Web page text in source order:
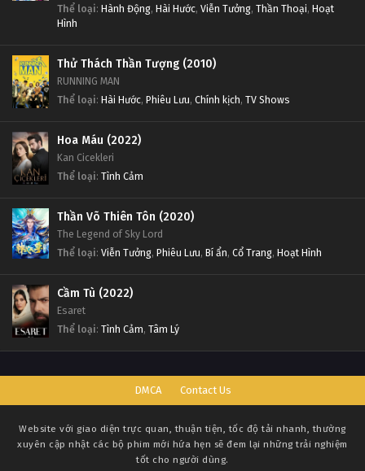
Thể loại: Hành Động, Hài Hước, Viễn Tưởng, Thần Thoại, Hoạt
Hình
Thử Thách Thần Tượng (2010)
RUNNING MAN
Thể loại: Hài Hước, Phiêu Lưu, Chính kịch, TV Shows
Hoa Máu (2022)
Kan Cicekleri
Thể loại: Tình Cảm
Thần Võ Thiên Tôn (2020)
The Legend of Sky Lord
Thể loại: Viễn Tưởng, Phiêu Lưu, Bí ẩn, Cổ Trang, Hoạt Hình
Cầm Tù (2022)
Esaret
Thể loại: Tình Cảm, Tâm Lý
DMCA Contact Us
Website với giao diện trực quan, thuận tiện, tốc độ tải nhanh, thường
xuyên cập nhật các bộ phim mới hứa hẹn sẽ đem lại những trải nghiệm
tốt cho người dùng.